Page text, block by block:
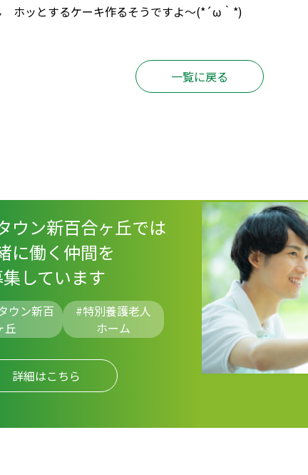
ホッとするケーキ作るそうですよ～(*´ω｀*)
一覧に戻る
ウン新百合ヶ丘では
に働く仲間を
しています
ウン新百
丘
#特別養護老人
ホーム
詳細はこちら